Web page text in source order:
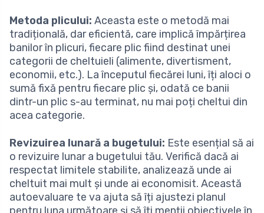
Metoda plicului: Aceasta este o metodă mai
tradițională, dar eficientă, care implică împărțirea
banilor în plicuri, fiecare plic fiind destinat unei
categorii de cheltuieli (alimente, divertisment,
economii, etc.). La începutul fiecărei luni, îți aloci o
sumă fixă pentru fiecare plic și, odată ce banii
dintr-un plic s-au terminat, nu mai poți cheltui din
acea categorie.
Revizuirea lunară a bugetului: Este esențial să ai
o revizuire lunar a bugetului tău. Verifică dacă ai
respectat limitele stabilite, analizează unde ai
cheltuit mai mult și unde ai economisit. Această
autoevaluare te va ajuta să îți ajustezi planul